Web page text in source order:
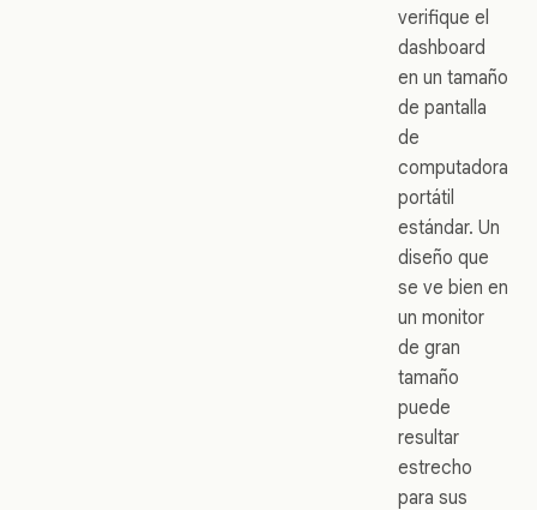
verifique el
dashboard
en un tamaño
de pantalla
de
computadora
portátil
estándar. Un
diseño que
se ve bien en
un monitor
de gran
tamaño
puede
resultar
estrecho
para sus